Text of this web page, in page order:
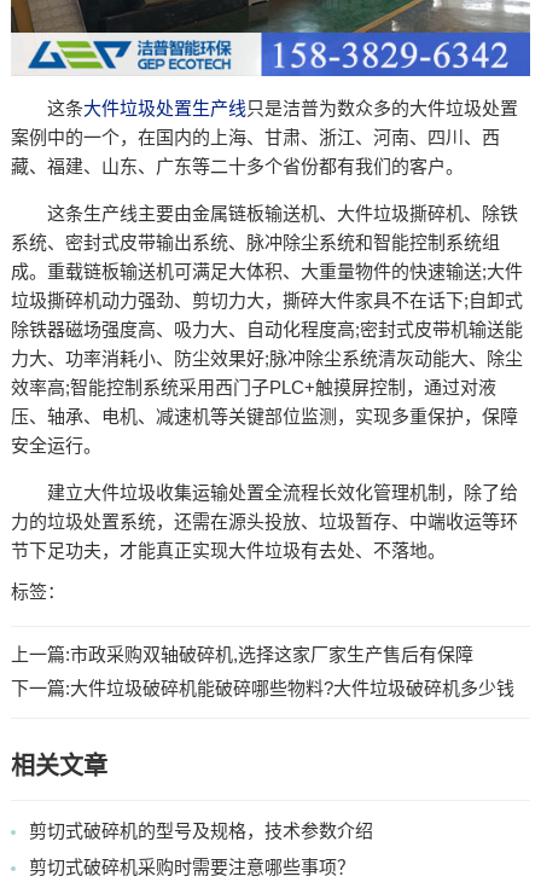
这条大件垃圾处置生产线只是洁普为数众多的大件垃圾处置
案例中的一个，在国内的上海、甘肃、浙江、河南、四川、西
藏、福建、山东、广东等二十多个省份都有我们的客户。
这条生产线主要由金属链板输送机、大件垃圾撕碎机、除铁
系统、密封式皮带输出系统、脉冲除尘系统和智能控制系统组
成。重载链板输送机可满足大体积、大重量物件的快速输送;大件
垃圾撕碎机动力强劲、剪切力大，撕碎大件家具不在话下;自卸式
除铁器磁场强度高、吸力大、自动化程度高;密封式皮带机输送能
力大、功率消耗小、防尘效果好;脉冲除尘系统清灰动能大、除尘
效率高;智能控制系统采用西门子PLC+触摸屏控制，通过对液
压、轴承、电机、减速机等关键部位监测，实现多重保护，保障
安全运行。
建立大件垃圾收集运输处置全流程长效化管理机制，除了给
力的垃圾处置系统，还需在源头投放、垃圾暂存、中端收运等环
节下足功夫，才能真正实现大件垃圾有去处、不落地。
标签：
上一篇:市政采购双轴破碎机,选择这家厂家生产售后有保障
下一篇:大件垃圾破碎机能破碎哪些物料?大件垃圾破碎机多少钱
相关文章
剪切式破碎机的型号及规格，技术参数介绍
剪切式破碎机采购时需要注意哪些事项？